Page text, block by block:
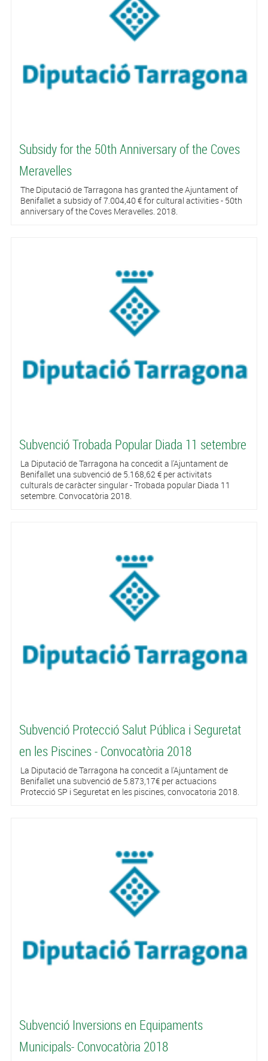
Subsidy for the 50th Anniversary of the Coves
Meravelles
The Diputació de Tarragona has granted the Ajuntament of
Benifallet a subsidy of 7.004,40 € for cultural activities - 50th
anniversary of the Coves Meravelles. 2018.
Subvenció Trobada Popular Diada 11 setembre
La Diputació de Tarragona ha concedit a l'Ajuntament de
Benifallet una subvenció de 5.168,62 € per activitats
culturals de caràcter singular - Trobada popular Diada 11
setembre. Convocatòria 2018.
Subvenció Protecció Salut Pública i Seguretat
en les Piscines - Convocatòria 2018
La Diputació de Tarragona ha concedit a l'Ajuntament de
Benifallet una subvenció de 5.873,17€ per actuacions
Protecció SP i Seguretat en les piscines, convocatoria 2018.
Subvenció Inversions en Equipaments
Municipals- Convocatòria 2018